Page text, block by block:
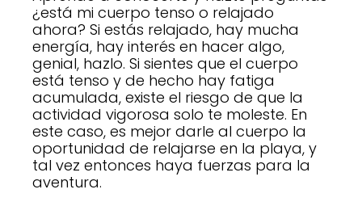
¿está mi cuerpo tenso o relajado
ahora? Si estás relajado, hay mucha
energía, hay interés en hacer algo,
genial, hazlo. Si sientes que el cuerpo
está tenso y de hecho hay fatiga
acumulada, existe el riesgo de que la
actividad vigorosa solo te moleste. En
este caso, es mejor darle al cuerpo la
oportunidad de relajarse en la playa, y
tal vez entonces haya fuerzas para la
aventura.